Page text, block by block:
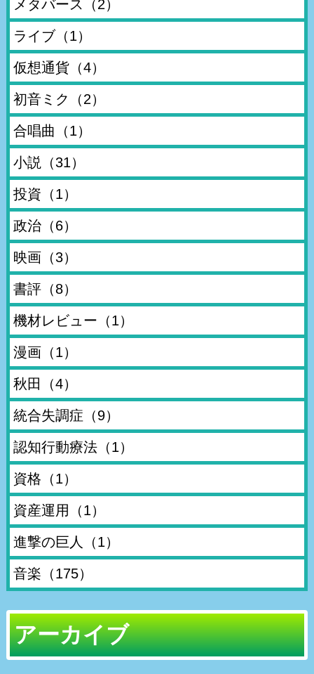
メタバース （2）
ライブ（1）
仮想通貨（4）
初音ミク （2）
合唱曲 （1）
小説（31）
投資 （1）
政治（6）
映画（3）
書評（8）
機材レビュー （1）
漫画（1）
秋田 （4）
統合失調症 （9）
認知行動療法（1）
資格 （1）
資産運用 （1）
進撃の巨人 （1）
音楽 （175）
アーカイブ